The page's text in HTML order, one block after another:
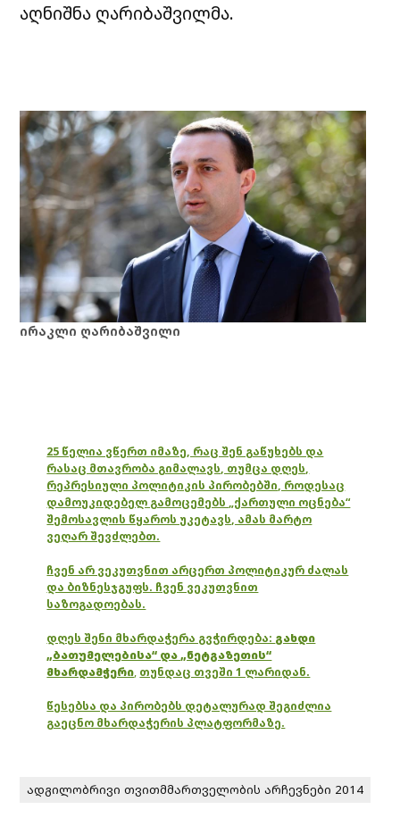
აღნიშნა ღარიბაშვილმა.
ირაკლი ღარიბაშვილი
25 წელია ვწერთ იმაზე, რაც შენ გაწუხებს და
რასაც მთავრობა გიმალავს, თუმცა დღეს,
რეპრესიული პოლიტიკის პირობებში, როდესაც
დამოუკიდებელ გამოცემებს „ქართული ოცნება“
შემოსავლის წყაროს უკეტავს, ამას მარტო
ვეღარ შევძლებთ.
ჩვენ არ ვეკუთვნით არცერთ პოლიტიკურ ძალას
და ბიზნესჯგუფს. ჩვენ ვეკუთვნით
საზოგადოებას.
დღეს შენი მხარდაჭერა გვჭირდება: გახდი
„ბათუმელებისა“ და „ნეტგაზეთის“
მხარდამჭერი, თუნდაც თვეში 1 ლარიდან.
წესებსა და პირობებს დეტალურად შეგიძლია
გაეცნო მხარდაჭერის პლატფორმაზე.
ადგილობრივი თვითმმართველობის არჩევნები 2014